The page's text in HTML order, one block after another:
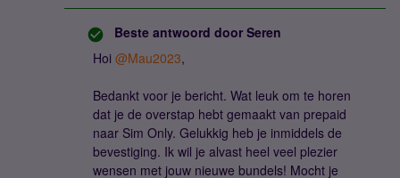
Beste antwoord door Seren
Hoi @Mau2023,
Bedankt voor je bericht. Wat leuk om te horen
dat je de overstap hebt gemaakt van prepaid
naar Sim Only. Gelukkig heb je inmiddels de
bevestiging. Ik wil je alvast heel veel plezier
wensen met jouw nieuwe bundels! Mocht je